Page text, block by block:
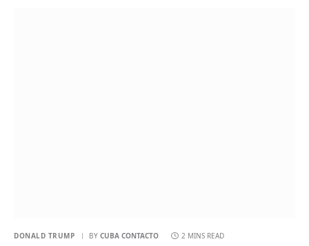
DONALD TRUMP BY CUBA CONTACTO 2 MINS READ